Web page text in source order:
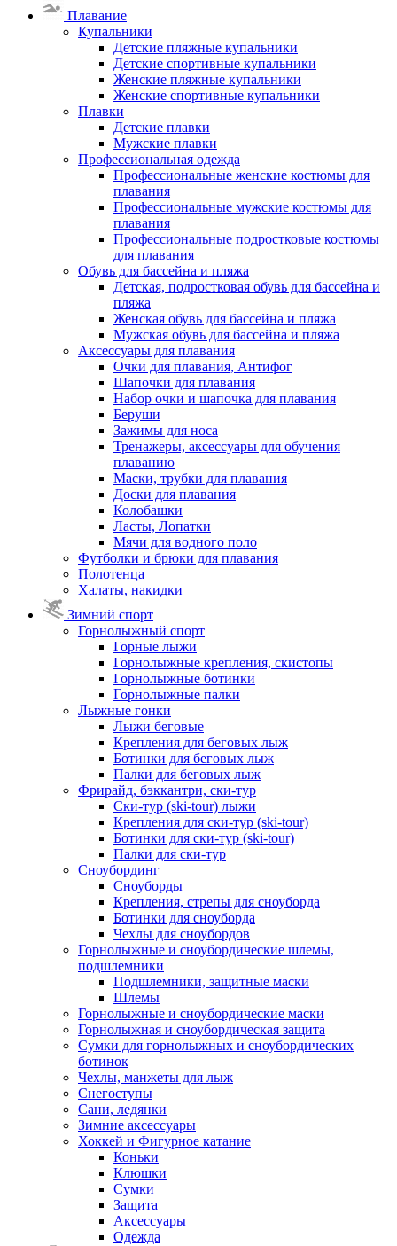
Плавание
Купальники
Детские пляжные купальники
Детские спортивные купальники
Женские пляжные купальники
Женские спортивные купальники
Плавки
Детские плавки
Мужские плавки
Профессиональная одежда
Профессиональные женские костюмы для
плавания
Профессиональные мужские костюмы для
плавания
Профессиональные подростковые костюмы
для плавания
Обувь для бассейна и пляжа
Детская, подростковая обувь для бассейна и
пляжа
Женская обувь для бассейна и пляжа
Мужская обувь для бассейна и пляжа
Аксессуары для плавания
Очки для плавания, Антифог
Шапочки для плавания
Набор очки и шапочка для плавания
Беруши
Зажимы для носа
Тренажеры, аксессуары для обучения
плаванию
Маски, трубки для плавания
Доски для плавания
Колобашки
Ласты, Лопатки
Мячи для водного поло
Футболки и брюки для плавания
Полотенца
Халаты, накидки
Зимний спорт
Горнолыжный спорт
Горные лыжи
Горнолыжные крепления, скистопы
Горнолыжные ботинки
Горнолыжные палки
Лыжные гонки
Лыжи беговые
Крепления для беговых лыж
Ботинки для беговых лыж
Палки для беговых лыж
Фрирайд, бэккантри, ски-тур
Ски-тур (ski-tour) лыжи
Крепления для ски-тур (ski-tour)
Ботинки для ски-тур (ski-tour)
Палки для ски-тур
Сноубординг
Сноуборды
Крепления, стрепы для сноуборда
Ботинки для сноуборда
Чехлы для сноубордов
Горнолыжные и сноубордические шлемы,
подшлемники
Подшлемники, защитные маски
Шлемы
Горнолыжные и сноубордические маски
Горнолыжная и сноубордическая защита
Сумки для горнолыжных и сноубордических
ботинок
Чехлы, манжеты для лыж
Снегоступы
Сани, ледянки
Зимние аксессуары
Хоккей и Фигурное катание
Коньки
Клюшки
Сумки
Защита
Аксессуары
Одежда